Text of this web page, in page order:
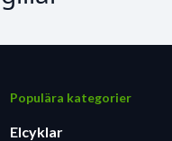
Populära kategorier
Elcyklar